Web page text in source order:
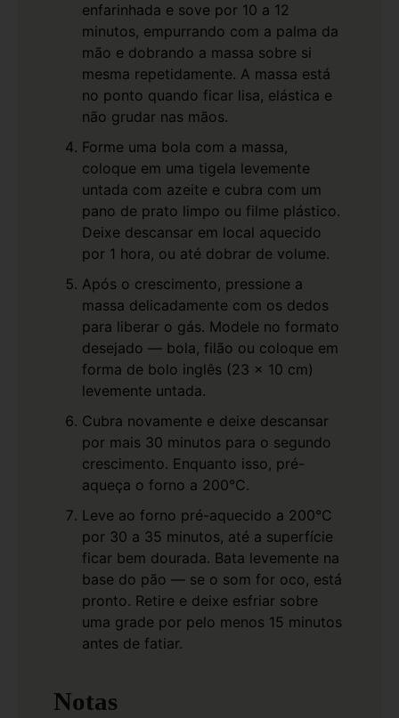
enfarinhada e sove por 10 a 12
minutos, empurrando com a palma da
mão e dobrando a massa sobre si
mesma repetidamente. A massa está
no ponto quando ficar lisa, elástica e
não grudar nas mãos.
Forme uma bola com a massa,
coloque em uma tigela levemente
untada com azeite e cubra com um
pano de prato limpo ou filme plástico.
Deixe descansar em local aquecido
por 1 hora, ou até dobrar de volume.
Após o crescimento, pressione a
massa delicadamente com os dedos
para liberar o gás. Modele no formato
desejado — bola, filão ou coloque em
forma de bolo inglês (23 x 10 cm)
levemente untada.
Cubra novamente e deixe descansar
por mais 30 minutos para o segundo
crescimento. Enquanto isso, pré-
aqueça o forno a 200°C.
Leve ao forno pré-aquecido a 200°C
por 30 a 35 minutos, até a superfície
ficar bem dourada. Bata levemente na
base do pão — se o som for oco, está
pronto. Retire e deixe esfriar sobre
uma grade por pelo menos 15 minutos
antes de fatiar.
Notas